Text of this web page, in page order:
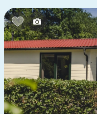
Kindermöbel
Eingezäunter
Spielgeräte im
Hallenbad
Freibad
Kinderanimation